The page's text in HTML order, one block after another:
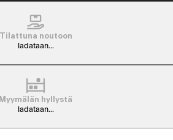
Tilattuna noutoon
ladataan...
Myymälän hyllystä
ladataan...